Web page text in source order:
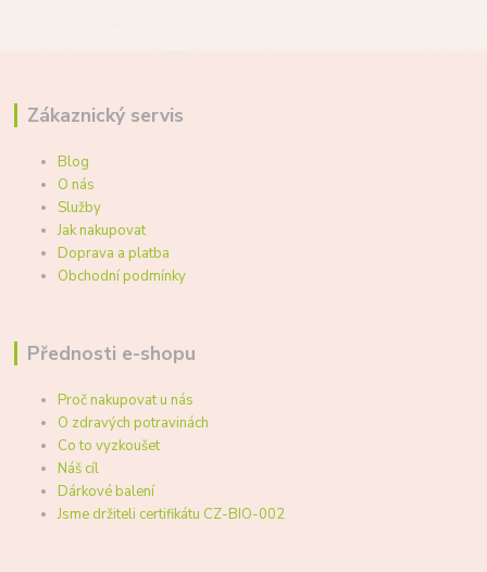
Zákaznický servis
Blog
O nás
Služby
Jak nakupovat
Doprava a platba
Obchodní podmínky
Přednosti e-shopu
Proč nakupovat u nás
O zdravých potravinách
Co to vyzkoušet
Náš cíl
Dárkové balení
Jsme držiteli certifikátu CZ-BIO-002